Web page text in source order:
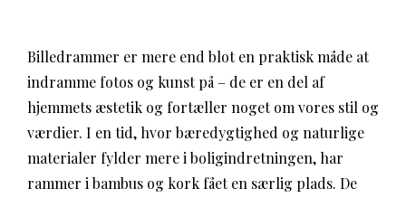
Billedrammer er mere end blot en praktisk måde at
indramme fotos og kunst på – de er en del af
hjemmets æstetik og fortæller noget om vores stil og
værdier. I en tid, hvor bæredygtighed og naturlige
materialer fylder mere i boligindretningen, har
rammer i bambus og kork fået en særlig plads. De